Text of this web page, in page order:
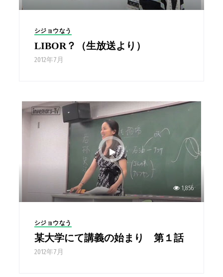
シジョウなう
LIBOR？（生放送より）
2012年7月
1,856
シジョウなう
某大学にて講義の始まり 第１話
2012年7月